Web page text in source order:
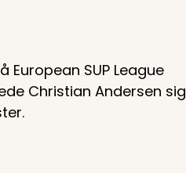
European SUP League
Christian Andersen sig